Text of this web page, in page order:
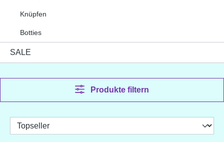
Knüpfen
Botties
SALE
Produkte filtern